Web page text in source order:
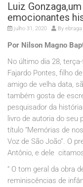
Luiz
emocionantes
julho 31, 2020 By ebraga
Por Nilson Magno
No último dia 28,
Fajardo Pontes, filho
amigo de velha data,
também gosta de
pesquisador da
livro de autoria do seu
título “Memórias de
Voz de São João”. O
Antônio, e dele
“ O tom geral da obra
reminiscências de